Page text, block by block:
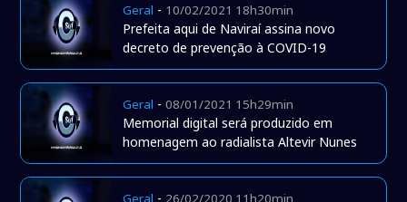
Geral - 10/02/2021 18h30min
Prefeita aqui de Naviraí assina novo
decreto de prevenção à COVID-19
Geral -08/01/2021 15h29min
Memorial digital será produzido em
homenagem ao radialista Altevir Nunes
-